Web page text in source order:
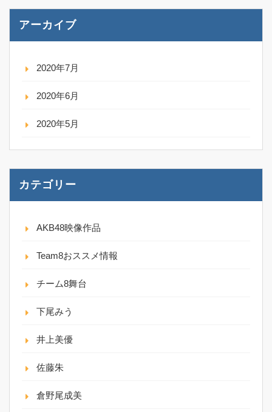
アーカイブ
2020年7月
2020年6月
2020年5月
カテゴリー
AKB48映像作品
Team8おススメ情報
チーム8舞台
下尾みう
井上美優
佐藤朱
倉野尾成美